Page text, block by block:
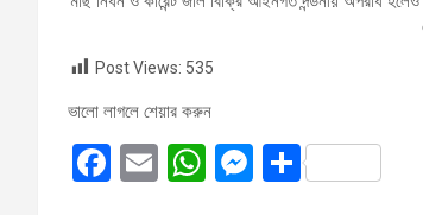
Post Views: 535
ভালো লাগলে শেয়ার করুন
F
E
W M S